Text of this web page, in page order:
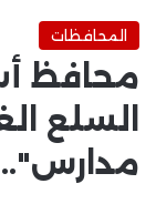
المحافظات
محافظ
السلع